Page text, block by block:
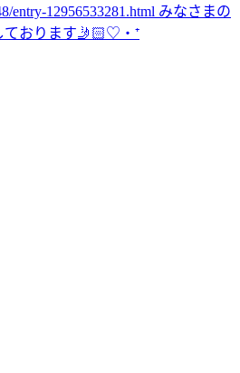
entry-12956533281.html みなさまの
ております🤳🏻♡‧⁺